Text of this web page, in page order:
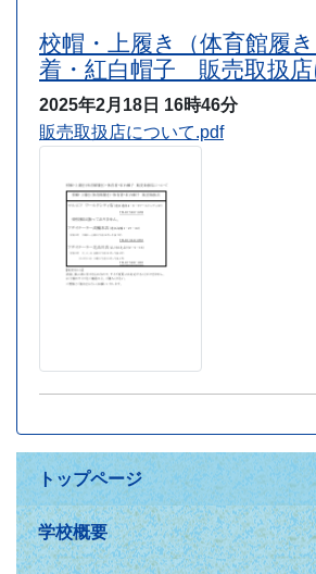
トップページ
学校概要
校帽・上履き（体育館履
着・紅白帽子 販売取扱店
2025年2月18日 16時46分
販売取扱店について.pdf